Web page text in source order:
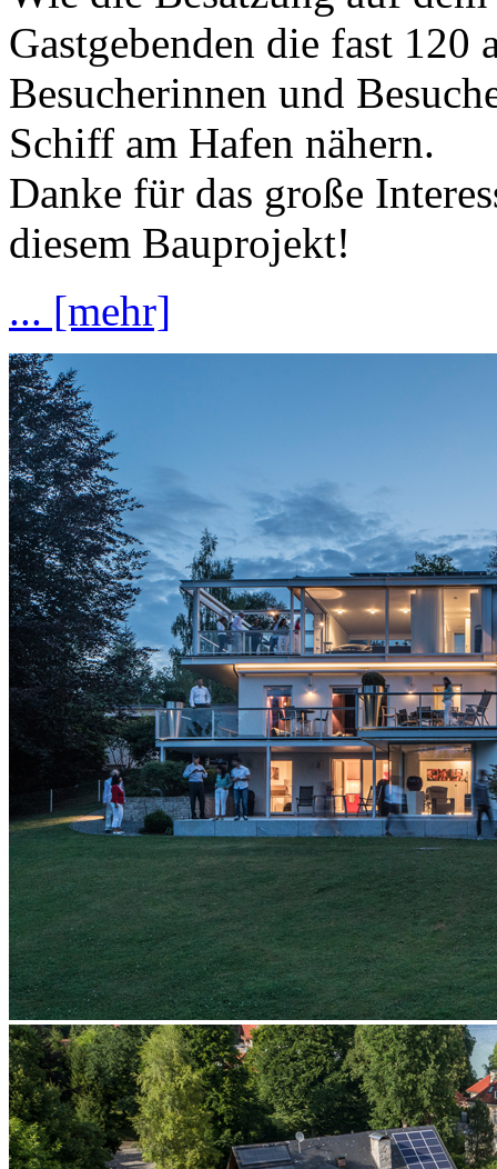
Gastgebenden die fast 120
Besucherinnen und
Schiff am Hafen nähern.
Danke für das große
diesem Bauprojekt!
... [mehr]